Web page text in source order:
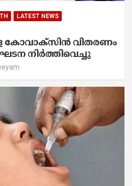
LATEST NEWS
കോവാക്‌സിൻ വിതരണം
നിർത്തിവെച്ചു